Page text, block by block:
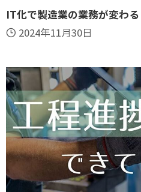
IT化で製造業の業務が変わる
2024年11月30日